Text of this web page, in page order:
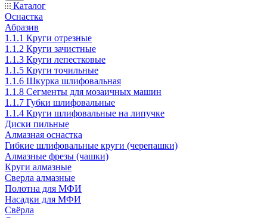
Каталог
Оснастка
Абразив
1.1.1 Круги отрезные
1.1.2 Круги зачистные
1.1.3 Круги лепестковые
1.1.5 Круги точильные
1.1.6 Шкурка шлифовальная
1.1.8 Сегменты для мозаичных машин
1.1.7 Губки шлифовальные
1.1.4 Круги шлифовальные на липучке
Диски пильные
Алмазная оснастка
Гибкие шлифовальные круги (черепашки)
Алмазные фрезы (чашки)
Круги алмазные
Сверла алмазные
Полотна для МФИ
Насадки для МФИ
Свёрла